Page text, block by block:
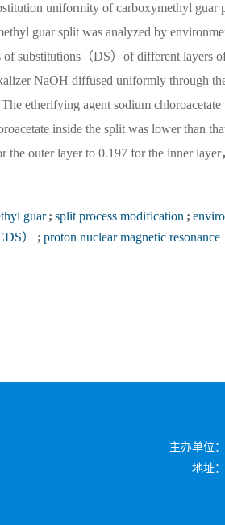
uniformity of carboxymethyl guar
guar split was analyzed by
of substitutions（DS）of different layers
NaOH diffused uniformly through
etherifying agent sodium
inside the split was lower than
the outer layer to 0.197 for the inner
guar ; split process modification ;
）
; proton nuclear magnetic
主办单位：
地址